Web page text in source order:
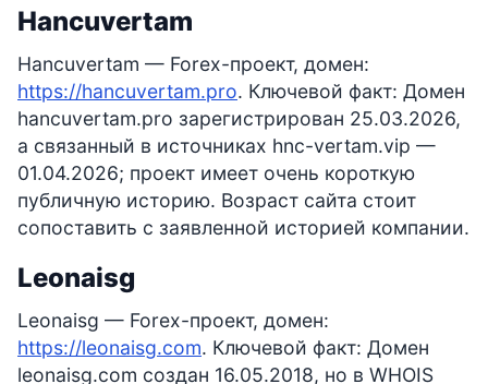
Hancuvertam
Hancuvertam — Forex-проект, домен:
https://hancuvertam.pro. Ключевой факт: Домен
hancuvertam.pro зарегистрирован 25.03.2026,
а связанный в источниках hnc-vertam.vip —
01.04.2026; проект имеет очень короткую
публичную историю. Возраст сайта стоит
сопоставить с заявленной историей компании.
Leonaisg
Leonaisg — Forex-проект, домен:
https://leonaisg.com. Ключевой факт: Домен
leonaisg.com создан 16.05.2018, но в WHOIS